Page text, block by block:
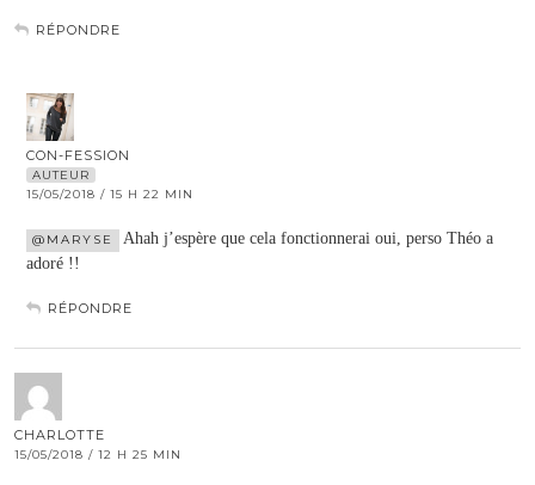
RÉPONDRE
CON-FESSION
AUTEUR
15/05/2018 / 15 H 22 MIN
@MARYSE
Ahah j’espère que cela fonctionnerai oui, perso Théo a
adoré !!
RÉPONDRE
CHARLOTTE
15/05/2018 / 12 H 25 MIN